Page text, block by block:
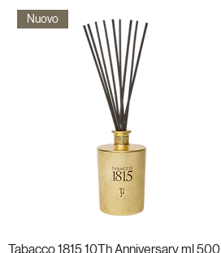
Nuovo
Tabacco 1815 10Th Anniversary ml 500